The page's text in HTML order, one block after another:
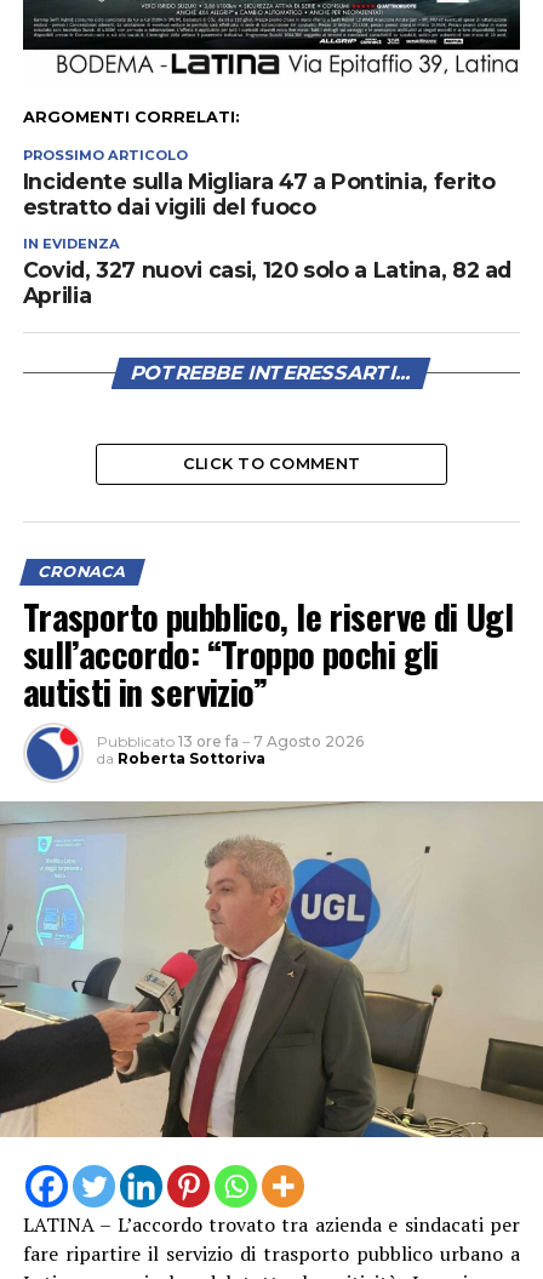
ARGOMENTI CORRELATI:
PROSSIMO ARTICOLO
Incidente sulla Migliara 47 a Pontinia, ferito
estratto dai vigili del fuoco
IN EVIDENZA
Covid, 327 nuovi casi, 120 solo a Latina, 82 ad
Aprilia
POTREBBE INTERESSARTI...
CLICK TO COMMENT
CRONACA
Trasporto pubblico, le riserve di Ugl
sull’accordo: “Troppo pochi gli
autisti in servizio”
Pubblicato 13 ore fa – 7 Agosto 2026
da Roberta Sottoriva
LATINA – L’accordo trovato tra azienda e sindacati per
fare ripartire il servizio di trasporto pubblico urbano a